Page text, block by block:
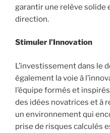
garantir une relève solide
direction.
Stimuler l’Innovation
L’investissement dans le
également la voie à
l’équipe formés et
des idées novatrices et à
un environnement qui
prise de risques calculés